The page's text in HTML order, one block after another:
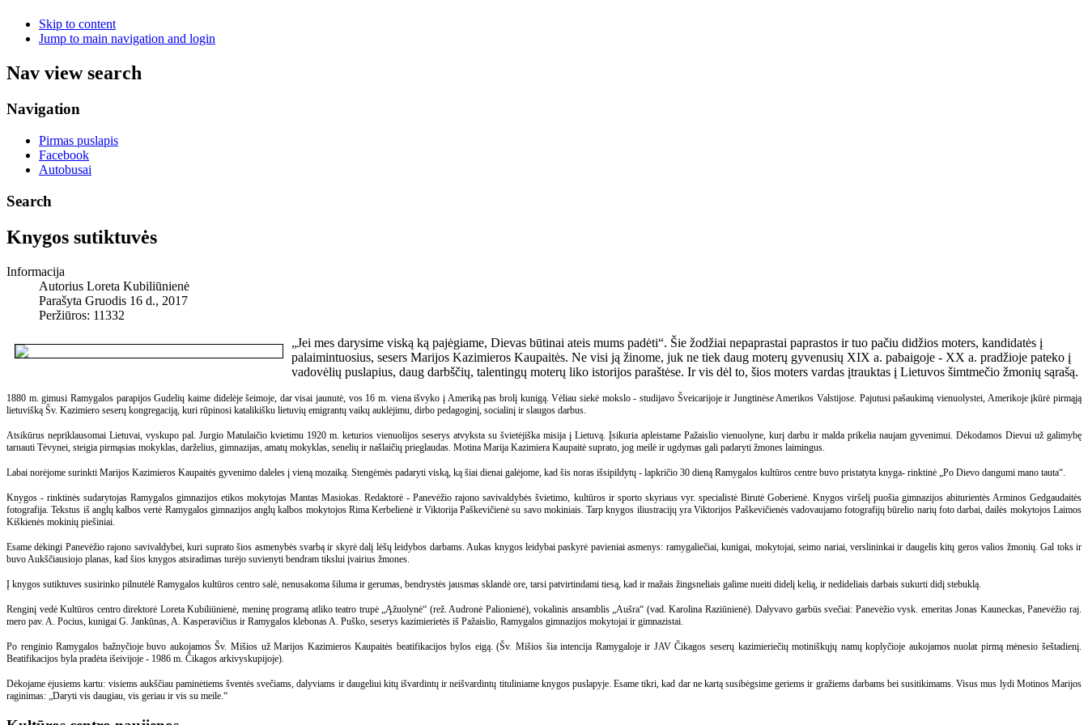
Skip to content
Jump to main navigation and login
Nav view search
Navigation
Pirmas puslapis
Facebook
Autobusai
Search
Knygos sutiktuvės
Informacija
Autorius Loreta Kubiliūnienė
Parašyta Gruodis 16 d., 2017
Peržiūros: 11332
„Jei mes darysime viską ką pajėgiame, Dievas būtinai ateis mums padėti“. Šie žodžiai nepaprastai paprastos ir tuo pačiu didžios moters, kandidatės į
palaimintuosius, sesers Marijos Kazimieros Kaupaitės. Ne visi ją žinome, juk ne tiek daug moterų gyvenusių XIX a. pabaigoje - XX a. pradžioje pateko į
vadovėlių puslapius, daug darbščių, talentingų moterų liko istorijos paraštėse. Ir vis dėl to, šios moters vardas įtrauktas į Lietuvos šimtmečio žmonių sąrašą.
1880 m. gimusi Ramygalos parapijos Gudelių kaime didelėje šeimoje, dar visai jaunutė, vos 16 m. viena išvyko į Ameriką pas brolį kunigą. Vėliau siekė mokslo - studijavo Šveicarijoje ir Jungtinėse Amerikos Valstijose. Pajutusi pašaukimą vienuolystei, Amerikoje įkūrė pirmąją
lietuvišką Šv. Kazimiero seserų kongregaciją, kuri rūpinosi katalikišku lietuvių emigrantų vaikų auklėjimu, dirbo pedagoginį, socialinį ir slaugos darbus.
Atsikūrus nepriklausomai Lietuvai, vyskupo pal. Jurgio Matulaičio kvietimu 1920 m. keturios vienuolijos seserys atvyksta su švietėjiška misija į Lietuvą. Įsikuria apleistame Pažaislio vienuolyne, kurį darbu ir malda prikelia naujam gyvenimui. Dėkodamos Dievui už galimybę
tarnauti Tėvynei, steigia pirmąsias mokyklas, darželius, gimnazijas, amatų mokyklas, senelių ir našlaičių prieglaudas. Motina Marija Kazimiera Kaupaitė suprato, jog meilė ir ugdymas gali padaryti žmones laimingus.
Labai norėjome surinkti Marijos Kazimieros Kaupaitės gyvenimo daleles į vieną mozaiką. Stengėmės padaryti viską, ką šiai dienai galėjome, kad šis noras išsipildytų - lapkričio 30 dieną Ramygalos kultūros centre buvo pristatyta knyga- rinktinė „Po Dievo dangumi mano tauta“.
Knygos - rinktinės sudarytojas Ramygalos gimnazijos etikos mokytojas Mantas Masiokas. Redaktorė - Panevėžio rajono savivaldybės švietimo, kultūros ir sporto skyriaus vyr. specialistė Birutė Goberienė. Knygos viršelį puošia gimnazijos abiturientės Arminos Gedgaudaitės
fotografija. Tekstus iš anglų kalbos vertė Ramygalos gimnazijos anglų kalbos mokytojos Rima Kerbelienė ir Viktorija Paškevičienė su savo mokiniais. Tarp knygos iliustracijų yra Viktorijos Paškevičienės vadovaujamo fotografijų būrelio narių foto darbai, dailės mokytojos Laimos
Kiškienės mokinių piešiniai.
Esame dėkingi Panevėžio rajono savivaldybei, kuri suprato šios asmenybės svarbą ir skyrė dalį lėšų leidybos darbams. Aukas knygos leidybai paskyrė pavieniai asmenys: ramygaliečiai, kunigai, mokytojai, seimo nariai, verslininkai ir daugelis kitų geros valios žmonių. Gal toks ir
buvo Aukščiausiojo planas, kad šios knygos atsiradimas turėjo suvienyti bendram tikslui įvairius žmones.
Į knygos sutiktuves susirinko pilnutėlė Ramygalos kultūros centro salė, nenusakoma šiluma ir gerumas, bendrystės jausmas sklandė ore, tarsi patvirtindami tiesą, kad ir mažais žingsneliais galime nueiti didelį kelią, ir nedideliais darbais sukurti didį stebuklą.
Renginį vedė Kultūros centro direktorė Loreta Kubiliūnienė, meninę programą atliko teatro trupė „Ąžuolynė“ (rež. Audronė Palionienė), vokalinis ansamblis „Aušra“ (vad. Karolina Raziūnienė). Dalyvavo garbūs svečiai: Panevėžio vysk. emeritas Jonas Kauneckas, Panevėžio raj.
mero pav. A. Pocius, kunigai G. Jankūnas, A. Kasperavičius ir Ramygalos klebonas A. Puško, seserys kazimierietės iš Pažaislio, Ramygalos gimnazijos mokytojai ir gimnazistai.
Po renginio Ramygalos bažnyčioje buvo aukojamos Šv. Mišios už Marijos Kazimieros Kaupaitės beatifikacijos bylos eigą. (Šv. Mišios šia intencija Ramygaloje ir JAV Čikagos seserų kazimieriečių motiniškųjų namų koplyčioje aukojamos nuolat pirmą mėnesio šeštadienį.
Beatifikacijos byla pradėta išeivijoje - 1986 m. Čikagos arkivyskupijoje).
Dėkojame ėjusiems kartu: visiems aukščiau paminėtiems šventės svečiams, dalyviams ir daugeliui kitų išvardintų ir neišvardintų tituliniame knygos puslapyje. Esame tikri, kad dar ne kartą susibėgsime geriems ir gražiems darbams bei susitikimams. Visus mus lydi Motinos Marijos
raginimas: „Daryti vis daugiau, vis geriau ir vis su meile.“